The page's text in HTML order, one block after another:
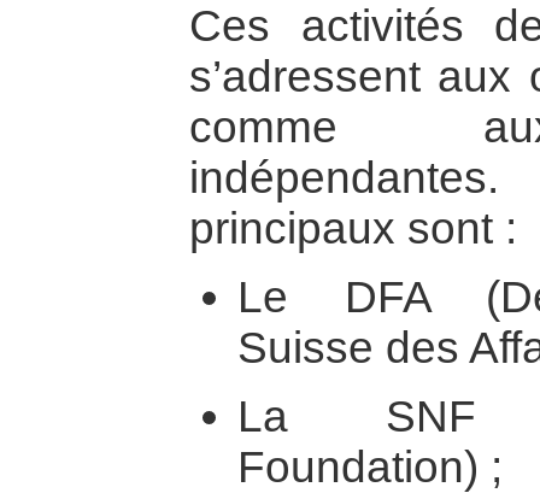
Ces activités
s’adressent aux
comme
principaux sont :
Le DFA
Suisse des
La SNF
Foundation) ;